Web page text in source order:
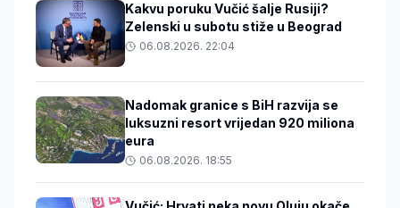
Kakvu poruku Vučić šalje Rusiji?
Zelenski u subotu stiže u Beograd
06.08.2026. 22:04
Nadomak granice s BiH razvija se
luksuzni resort vrijedan 920 miliona
eura
06.08.2026. 18:55